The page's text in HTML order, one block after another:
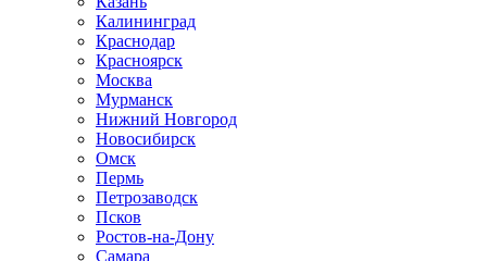
Калининград
Краснодар
Красноярск
Москва
Мурманск
Нижний Новгород
Новосибирск
Омск
Пермь
Петрозаводск
Псков
Ростов-на-Дону
Самара